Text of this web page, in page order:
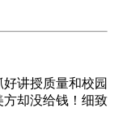
讲授质量和校园
却没给钱！细致